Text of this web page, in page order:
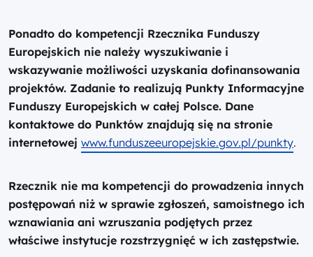
Ponadto do kompetencji Rzecznika Funduszy
Europejskich nie należy wyszukiwanie i
wskazywanie możliwości uzyskania dofinansowania
projektów. Zadanie to realizują Punkty Informacyjne
Funduszy Europejskich w całej Polsce. Dane
kontaktowe do Punktów znajdują się na stronie
internetowej www.funduszeeuropejskie.gov.pl/punkty.
Rzecznik nie ma kompetencji do prowadzenia innych
postępowań niż w sprawie zgłoszeń, samoistnego ich
wznawiania ani wzruszania podjętych przez
właściwe instytucje rozstrzygnięć w ich zastępstwie.